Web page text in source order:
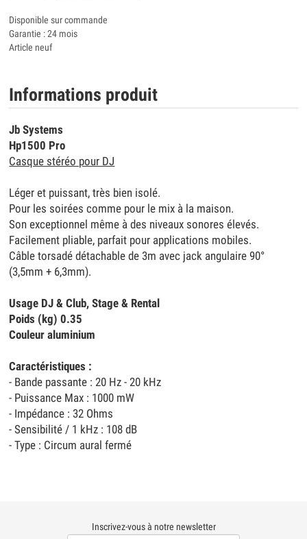
Disponible sur commande
Garantie : 24 mois
Article neuf
Informations produit
Jb Systems
Hp1500 Pro
Casque stéréo pour DJ
Léger et puissant, très bien isolé.
Pour les soirées comme pour le mix à la maison.
Son exceptionnel même à des niveaux sonores élevés.
Facilement pliable, parfait pour applications mobiles.
Câble torsadé détachable de 3m avec jack angulaire 90°
(3,5mm + 6,3mm).
Usage DJ & Club, Stage & Rental
Poids (kg) 0.35
Couleur aluminium
Caractéristiques :
- Bande passante : 20 Hz - 20 kHz
- Puissance Max : 1000 mW
- Impédance : 32 Ohms
- Sensibilité / 1 kHz : 108 dB
- Type : Circum aural fermé
Inscrivez-vous à notre newsletter